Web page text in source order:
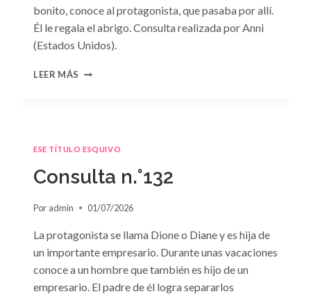
bonito, conoce al protagonista, que pasaba por allí.
Él le regala el abrigo. Consulta realizada por Anni
(Estados Unidos).
LEER MÁS CONSULTA
ESE TÍTULO ESQUIVO
Consulta n.°132
Por admin 01/07/2026
La protagonista se llama Dione o Diane y es hija de
un importante empresario. Durante unas vacaciones
conoce a un hombre que también es hijo de un
empresario. El padre de él logra separarlos